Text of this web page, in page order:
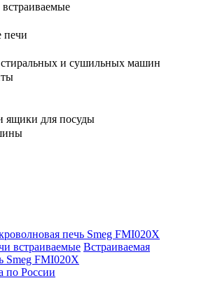
печи
стиральных и сушильных машин
ящики для посуды
встраиваемые Встраиваемая
Smeg FMI020X
по России